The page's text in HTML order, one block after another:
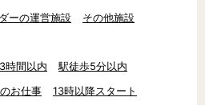
ーの運営施設 その他施設
時間以内
駅徒歩5分以内
お仕事
13時以降スタート